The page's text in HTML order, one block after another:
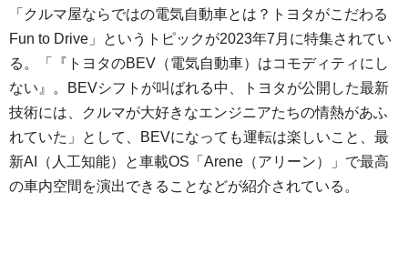
「クルマ屋ならではの電気自動車とは？トヨタがこだわる
Fun to Drive」というトピックが2023年7月に特集されてい
る。「『トヨタのBEV（電気自動車）はコモディティにし
ない』。BEVシフトが叫ばれる中、トヨタが公開した最新
技術には、クルマが大好きなエンジニアたちの情熱があふ
れていた」として、BEVになっても運転は楽しいこと、最
新AI（人工知能）と車載OS「Arene（アリーン）」で最高
の車内空間を演出できることなどが紹介されている。